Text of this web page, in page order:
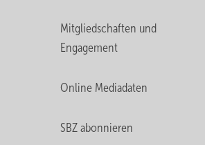
Mitgliedschaften und
Engagement
Online Mediadaten
SBZ abonnieren